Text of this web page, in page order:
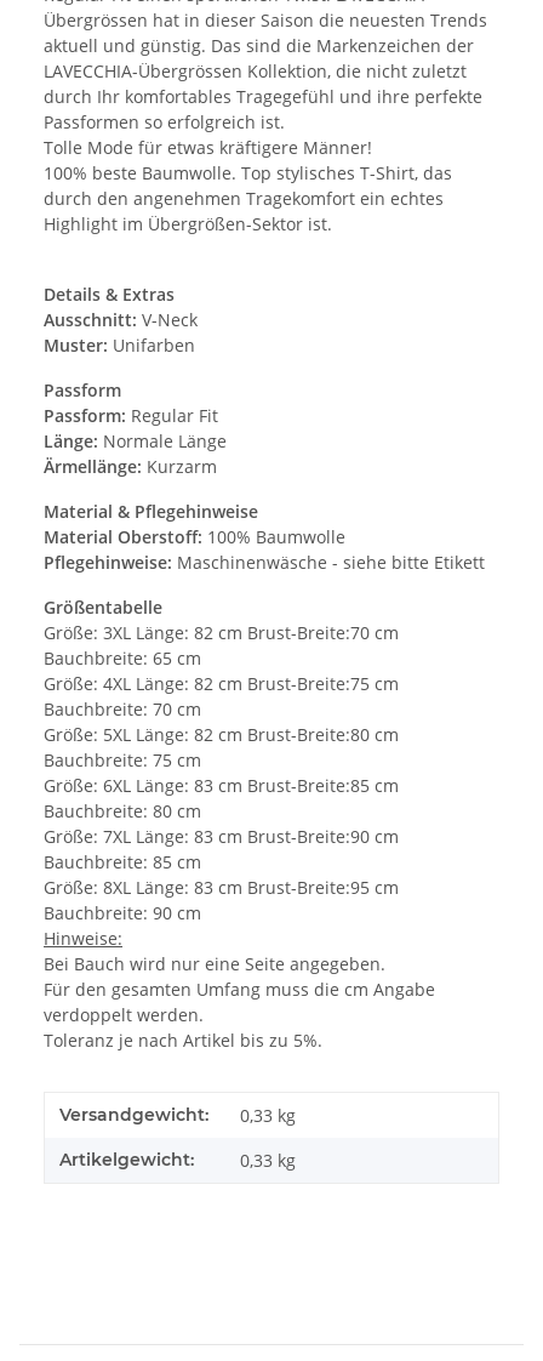
Übergrössen hat in dieser Saison die neuesten Trends
aktuell und günstig. Das sind die Markenzeichen der
LAVECCHIA-Übergrössen Kollektion, die nicht zuletzt
durch Ihr komfortables Tragegefühl und ihre perfekte
Passformen so erfolgreich ist.
Tolle Mode für etwas kräftigere Männer!
100% beste Baumwolle. Top stylisches T-Shirt, das
durch den angenehmen Tragekomfort ein echtes
Highlight im Übergrößen-Sektor ist.
Details & Extras
Ausschnitt: V-Neck
Muster: Unifarben
Passform
Passform: Regular Fit
Länge: Normale Länge
Ärmellänge: Kurzarm
Material & Pflegehinweise
Material Oberstoff: 100% Baumwolle
Pflegehinweise: Maschinenwäsche - siehe bitte Etikett
Größentabelle
Größe: 3XL Länge: 82 cm Brust-Breite:70 cm
Bauchbreite: 65 cm
Größe: 4XL Länge: 82 cm Brust-Breite:75 cm
Bauchbreite: 70 cm
Größe: 5XL Länge: 82 cm Brust-Breite:80 cm
Bauchbreite: 75 cm
Größe: 6XL Länge: 83 cm Brust-Breite:85 cm
Bauchbreite: 80 cm
Größe: 7XL Länge: 83 cm Brust-Breite:90 cm
Bauchbreite: 85 cm
Größe: 8XL Länge: 83 cm Brust-Breite:95 cm
Bauchbreite: 90 cm
Hinweise:
Bei Bauch wird nur eine Seite angegeben.
Für den gesamten Umfang muss die cm Angabe
verdoppelt werden.
Toleranz je nach Artikel bis zu 5%.
Versandgewicht: 0,33 kg
Artikelgewicht: 0,33 kg